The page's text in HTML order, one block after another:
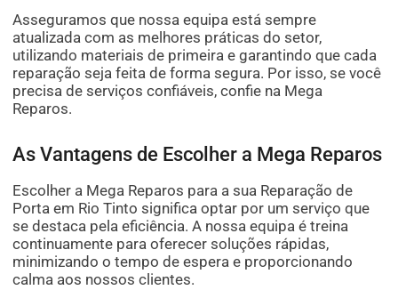
Asseguramos que nossa equipa está sempre
atualizada com as melhores práticas do setor,
utilizando materiais de primeira e garantindo que cada
reparação seja feita de forma segura. Por isso, se você
precisa de serviços confiáveis, confie na Mega
Reparos.
As Vantagens de Escolher a Mega Reparos
Escolher a Mega Reparos para a sua Reparação de
Porta em Rio Tinto significa optar por um serviço que
se destaca pela eficiência. A nossa equipa é treina
continuamente para oferecer soluções rápidas,
minimizando o tempo de espera e proporcionando
calma aos nossos clientes.